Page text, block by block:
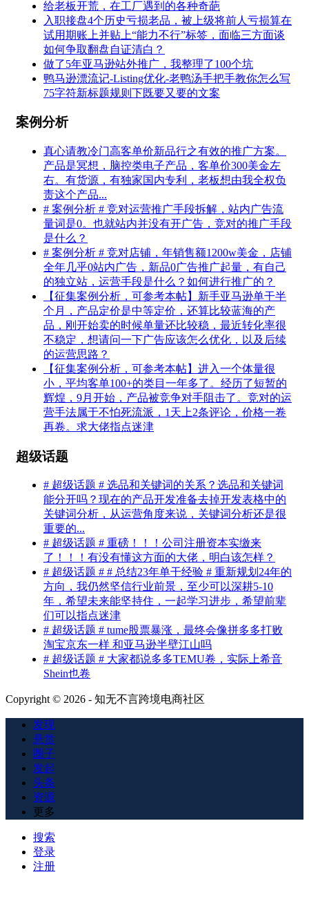
给老板开荒，在工厂遇到的各种奇葩
入职接盘4个历史亏损老品，被上级将前人亏损算在
试用期账上并贴上“能力不行”标签，面临三方面谈
如何争取翻盘自证清白？
做了5年亚马逊站外推广，我整理了100个坑
鸭马逊漂流记-Listing优化-老鸭汤手把手教你怎么写
75字符新标题规则下既要又要的文案
案例分析
真心请教冷门高客单价新品行之有效的推广方案。
产品是冥想，脑控类电子产品，客单价300美金左
右。有货源，有独家国内专利，老板想由我全权负
责这个产品...
# 案例分析 # 竞对运营推广手段拆解，站内广告流
量词是0。也就站内并没有开广告，竞对的推广手段
是什么？
# 案例分析 # 竞对店铺，年销售额1200w美金，店铺
全年几乎0站内广告，新品0广告推广起量，有自己
的独立站，运营手段是什么？如何进行推广的？
【征集案例分析，可参考本帖】新手亚马逊单干半
个月，产品定价是中等定价，还算比较蓝海的产
品，刚开始卖的时候单量还比较稳，最近转化率很
不稳定，想请问一下广告应该怎么优化，以及后续
的运营思路？
【征集案例分析，可参考本帖】进入一个体量很
小，平均客单100+的类目一年多了。经历了短暂的
辉煌，9月开始，产品被竞争对手阻击了。竞对的运
营手法属于不怕死流派，1天上2条评论，价格一卷
再卷。求大佬指点迷津
超级话题
# 超级话题 # 选品和关键词的关系？选品和关键词
能分开吗？现在的产品开发准备去掉开发表格中的
关键词分析，从运营角度来说，关键词分析还是很
重要的...
# 超级话题 # 重磅！！！公司注册资本实缴来
了！！！有没有懂这方面的大佬，明白该怎样？
# 超级话题 # # 总结23年单干经验 # 重新规划24年的
方向，我仍然坚信行业前景，至少可以深耕5-10
年，希望未来能坚持住，一起学习进步，希望前辈
们可以指点迷津
# 超级话题 # tume股票暴涨，最终会像拼多多打败
淘宝京东一样 和亚马逊半壁江山吗
# 超级话题 # 大家都说多多TEMU卷，实际上希音
Shein也卷
Copyright © 2026 - 知无不言跨境电商社区
发现
悬赏
圈子
发起
头条
资源
更多
搜索
登录
注册